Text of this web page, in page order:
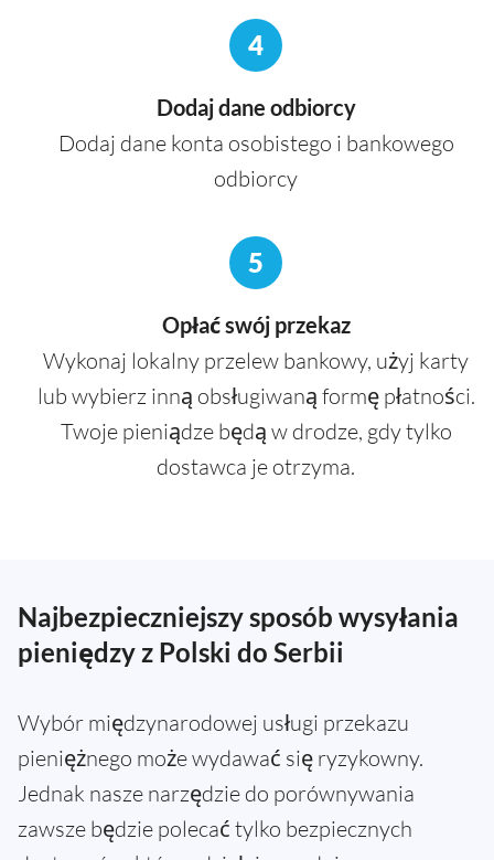
4
Dodaj dane odbiorcy
Dodaj dane konta osobistego i bankowego
odbiorcy
5
Opłać swój przekaz
Wykonaj lokalny przelew bankowy, użyj karty
lub wybierz inną obsługiwaną formę płatności.
Twoje pieniądze będą w drodze, gdy tylko
dostawca je otrzyma.
Najbezpieczniejszy sposób wysyłania
pieniędzy z Polski do Serbii
Wybór międzynarodowej usługi przekazu
pieniężnego może wydawać się ryzykowny.
Jednak nasze narzędzie do porównywania
zawsze będzie polecać tylko bezpiecznych